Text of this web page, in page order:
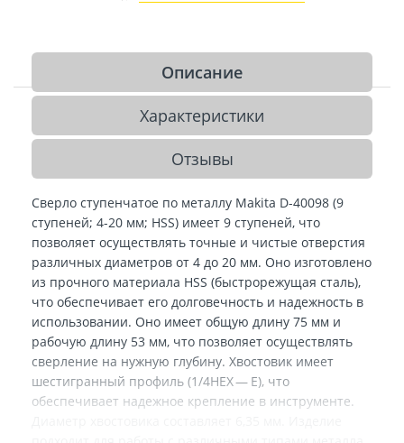
Описание
Характеристики
Отзывы
Сверло ступенчатое по металлу Makita D-40098 (9
ступеней; 4-20 мм; HSS) имеет 9 ступеней, что
позволяет осуществлять точные и чистые отверстия
различных диаметров от 4 до 20 мм. Оно изготовлено
из прочного материала HSS (быстрорежущая сталь),
что обеспечивает его долговечность и надежность в
использовании. Оно имеет общую длину 75 мм и
рабочую длину 53 мм, что позволяет осуществлять
сверление на нужную глубину. Хвостовик имеет
шестигранный профиль (1/4HEX — E), что
обеспечивает надежное крепление в инструменте.